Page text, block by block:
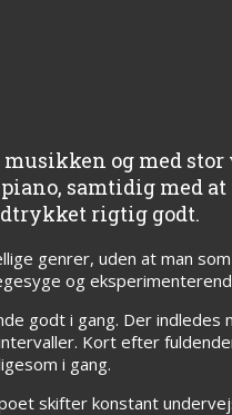
og med
samtidig med
rigtig godt.
genrer, uden at man
og
godt i gang. Der
Kort efter
i gang.
skifter konstant